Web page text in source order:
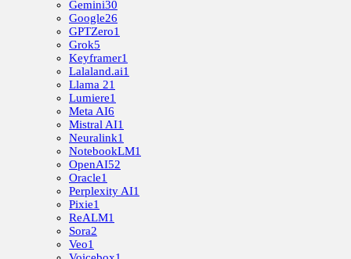
Gemini30
Google26
GPTZero1
Grok5
Keyframer1
Lalaland.ai1
Llama 21
Lumiere1
Meta AI6
Mistral AI1
Neuralink1
NotebookLM1
OpenAI52
Oracle1
Perplexity AI1
Pixie1
ReALM1
Sora2
Veo1